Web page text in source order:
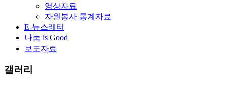
영상자료
자원봉사 통계자료
E-뉴스레터
나눔 is Good
보도자료
갤러리